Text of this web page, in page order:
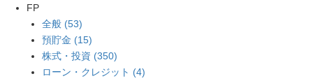
FP
全般 (53)
預貯金 (15)
株式・投資 (350)
ローン・クレジット (4)